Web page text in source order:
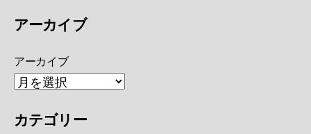
アーカイブ
アーカイブ
カテゴリー